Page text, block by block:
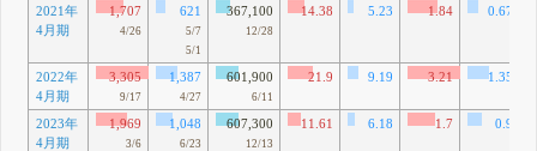
2021年
4月期
1,707
4/26
621
5/7
5/1
367,100
12/28
14.38 5.23 1.84
0.67
2022年
4月期
3,305
9/17
1,387
4/27
601,900
6/11
21.9 9.19 3.21
1.35
2023年
4月期
1,969
3/6
1,048
6/23
607,300
12/13
11.61 6.18 1.7
0.9